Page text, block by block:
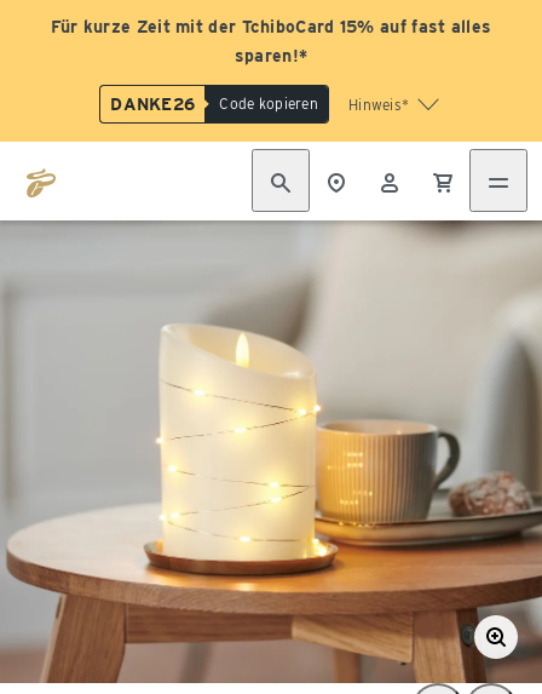
Für kurze Zeit mit der TchiboCard 15% auf fast alles
sparen!*
DANKE26 Code kopieren Hinweis*